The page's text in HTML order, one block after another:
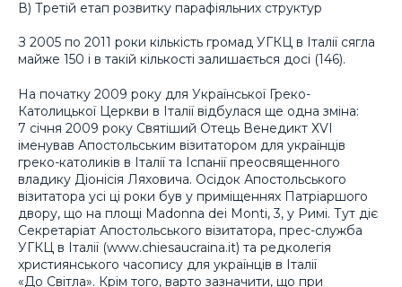
В) Третій етап розвитку парафіяльних структур
З 2005 по 2011 роки кількість громад УГКЦ в Італії сягла
майже 150 і в такій кількості залишається досі (146).
На початку 2009 року для Української Греко-
Католицької Церкви в Італії відбулася ще одна зміна:
7 січня 2009 року Святіший Отець Венедикт ХVІ
іменував Апостольським візитатором для українців
греко-католиків в Італії та Іспанії преосвященного
владику Діонісія Ляховича. Осідок Апостольського
візитатора усі ці роки був у приміщеннях Патріаршого
двору, що на площі Madonna dei Monti, 3, у Римі. Тут діє
Секретаріат Апостольського візитатора, прес-служба
УГКЦ в Італії (www.chiesaucraina.it) та редколегія
християнського часопису для українців в Італії
«До Світла». Крім того, варто зазначити, що при